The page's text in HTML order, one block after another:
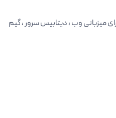
میزبانی وب ، دیتابیس سرور ، گیم